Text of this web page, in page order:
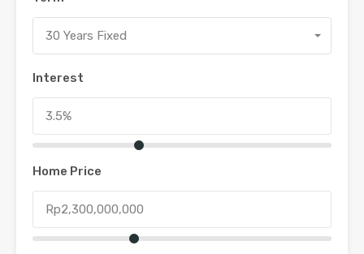
30 Years Fixed
Interest
Home Price